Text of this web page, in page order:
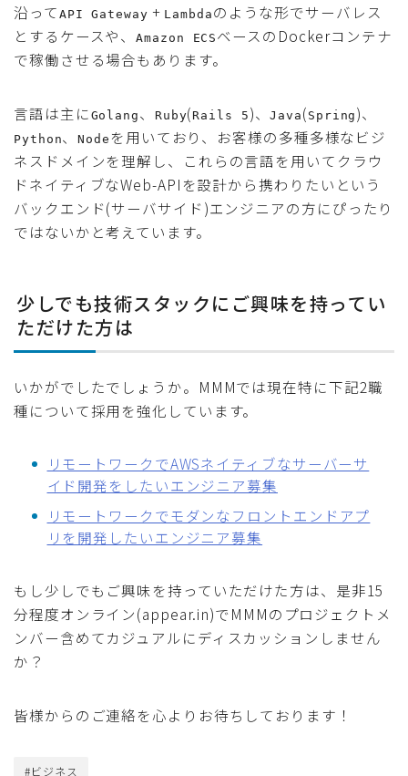
沿って API Gateway + Lambda のような形でサーバレス
とするケースや、Amazon ECS ベースのDockerコンテナ
で稼働させる場合もあります。
言語は主に Golang 、 Ruby( Rails 5 )、Java ( Spring )、
Python、Node を用いており、お客様の多種多様なビジ
ネスドメインを理解し、これらの言語を用いてクラウ
ドネイティブなWeb-APIを設計から携わりたいという
バックエンド(サーバサイド)エンジニアの方にぴったり
ではないかと考えています。
少しでも技術スタックにご興味を持ってい
ただけた方は
いかがでしたでしょうか。MMMでは現在特に下記2職
種について採用を強化しています。
リモートワークでAWSネイティブなサーバーサ
イド開発をしたいエンジニア募集
リモートワークでモダンなフロントエンドアプ
リを開発したいエンジニア募集
もし少しでもご興味を持っていただけた方は、是非15
分程度オンライン(appear.in)でMMMのプロジェクトメ
ンバー含めてカジュアルにディスカッションしません
か？
皆様からのご連絡を心よりお待ちしております！
#ビジネス